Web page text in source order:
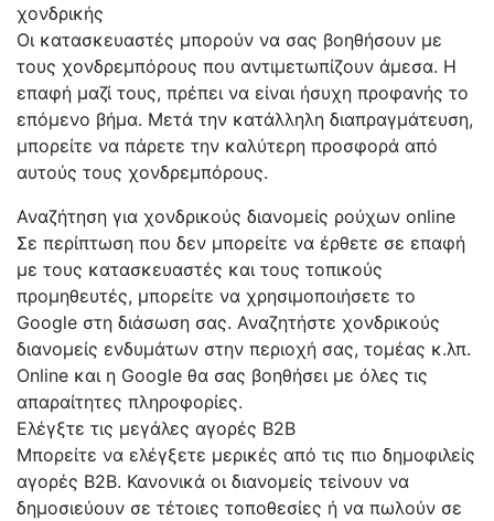
χονδρικής
Οι κατασκευαστές μπορούν να σας βοηθήσουν με
τους χονδρεμπόρους που αντιμετωπίζουν άμεσα. Η
επαφή μαζί τους, πρέπει να είναι ήσυχη προφανής το
επόμενο βήμα. Μετά την κατάλληλη διαπραγμάτευση,
μπορείτε να πάρετε την καλύτερη προσφορά από
αυτούς τους χονδρεμπόρους.
Αναζήτηση για χονδρικούς διανομείς ρούχων online
Σε περίπτωση που δεν μπορείτε να έρθετε σε επαφή
με τους κατασκευαστές και τους τοπικούς
προμηθευτές, μπορείτε να χρησιμοποιήσετε το
Google στη διάσωση σας. Αναζητήστε χονδρικούς
διανομείς ενδυμάτων στην περιοχή σας, τομέας κ.λπ.
Online και η Google θα σας βοηθήσει με όλες τις
απαραίτητες πληροφορίες.
Ελέγξτε τις μεγάλες αγορές B2B
Μπορείτε να ελέγξετε μερικές από τις πιο δημοφιλείς
αγορές B2B. Κανονικά οι διανομείς τείνουν να
δημοσιεύουν σε τέτοιες τοποθεσίες ή να πωλούν σε